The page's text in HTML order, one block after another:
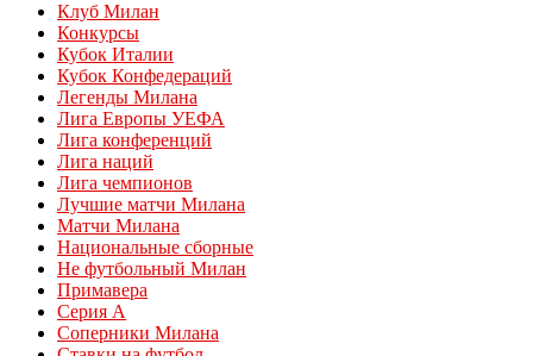
Клуб Милан
Конкурсы
Кубок Италии
Кубок Конфедераций
Легенды Милана
Лига Европы УЕФА
Лига конференций
Лига наций
Лига чемпионов
Лучшие матчи Милана
Матчи Милана
Национальные сборные
Не футбольный Милан
Примавера
Серия А
Соперники Милана